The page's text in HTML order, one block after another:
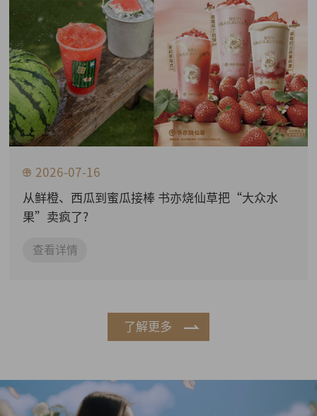
2026-07-16
从鲜橙、西瓜到蜜瓜接棒 书亦烧仙草把“大众水
果”卖疯了?
查看详情
了解更多